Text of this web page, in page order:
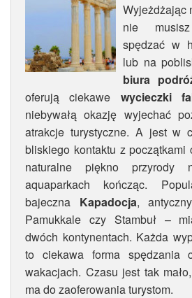
Wyjeżdżając
nie
spędzać w
lub na
biura
oferują ciekawe wycieczki
niebywałą okazję wyjechać
atrakcje turystyczne. A jest w
bliskiego kontaktu z początkami
naturalne piękno przyrody
aquaparkach kończąc.
bajeczna Kapadocja, antyczny
Pamukkale czy Stambuł –
dwóch kontynentach. Każda
to ciekawa forma spędzania
wakacjach. Czasu jest tak
ma do zaoferowania turystom.